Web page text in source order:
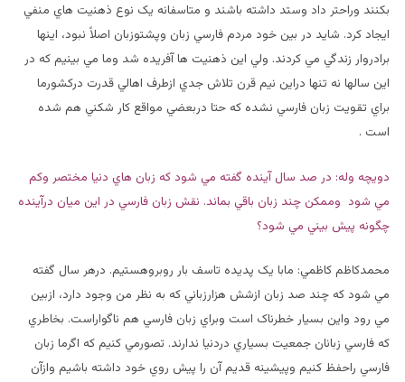
بکنند وراحتر داد وستد داشته باشند و متاسفانه يک نوع ذهنيت هاي منفي
ايجاد کرد. شايد در بين خود مردم فارسي زبان وپشتوزبان اصلاً نبود، اينها
برادروار زندگي مي کردند. ولي اين ذهنيت ها آفريده شد وما مي بينيم که در
اين سالها نه تنها دراين نيم قرن تلاش جدي ازطرف اهالي قدرت درکشورما
براي تقويت زبان فارسي نشده که حتا دربعضي مواقع کار شکني هم شده
است .
دويچه وله: در صد سال آينده گفته مي شود که زبان هاي دنيا مختصر وکم
مي شود وممکن چند زبان باقي بماند. نقش زبان فارسي در اين ميان درآينده
چگونه پيش بيني مي شود؟
محمدکاظم کاظمي: مابا يک پديده تاسف بار روبروهستيم. درهر سال گفته
مي شود که چند صد زبان ازشش هزارزباني که به نظر من وجود دارد، ازبين
مي رود واين بسيار خطرناک است وبراي زبان فارسي هم ناگواراست. بخاطري
که فارسي زبانان جمعيت بسياري دردنيا ندارند. تصورمي کنيم که اگرما زبان
فارسي راحفظ کنيم وپيشينه قديم آن را پيش روي خود داشته باشيم وازآن